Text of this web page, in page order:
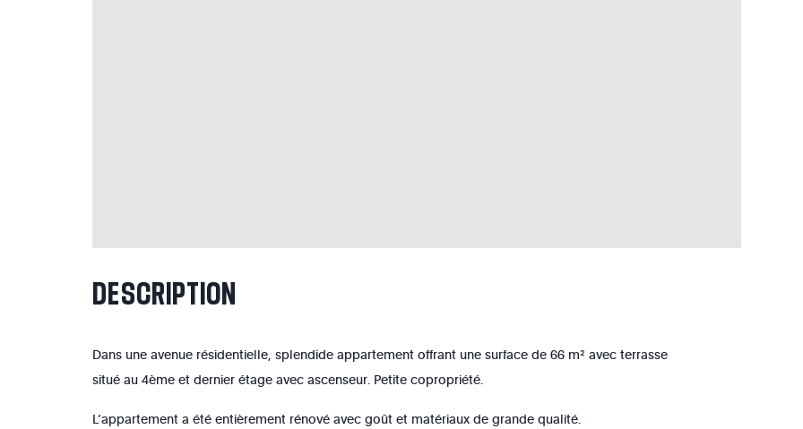
DESCRIPTION
Dans une avenue résidentielle, splendide appartement offrant une surface de 66 m² avec terrasse
situé au 4ème et dernier étage avec ascenseur. Petite copropriété.
L’appartement a été entièrement rénové avec goût et matériaux de grande qualité.